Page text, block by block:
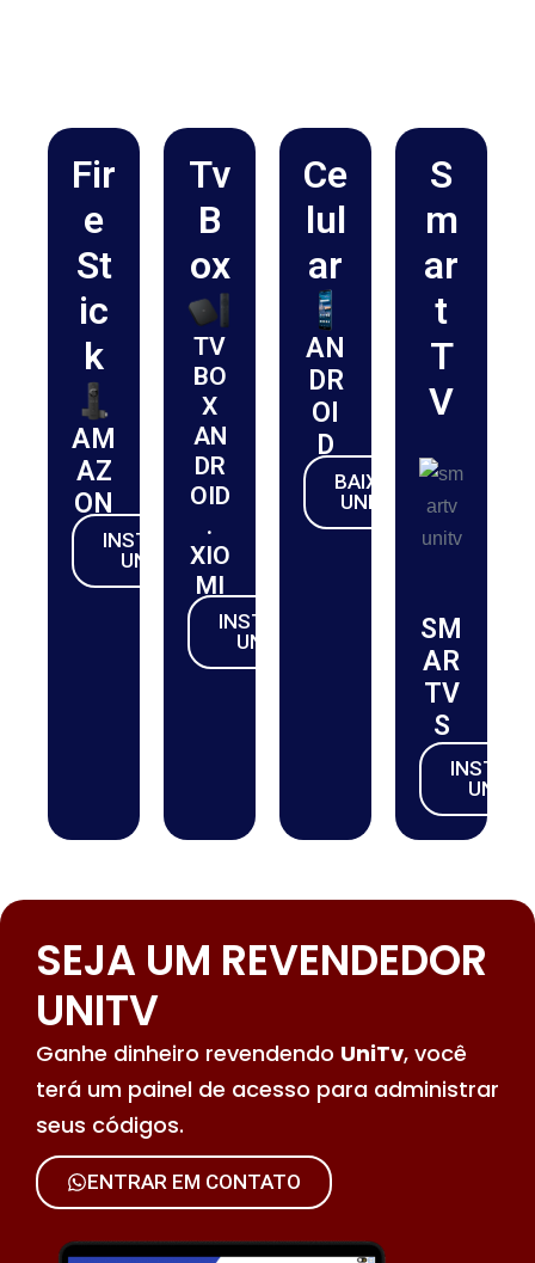
Fir
e
St
ic
k
AM
AZ
ON
INSTALAR
UNITV
Tv
B
ox
TV
BO
X
AN
DR
OID
.
XIO
MI
INSTALAR
UNITV
Ce
lul
ar
AN
DR
OI
D
BAIXAR
UNITV
S
m
ar
t
T
V
SM
AR
TV
S
UNITV
SEJA UM REVENDEDOR
UNITV
Ganhe dinheiro revendendo UniTv, você
terá um painel de acesso para administrar
seus códigos.
ENTRAR EM CONTATO